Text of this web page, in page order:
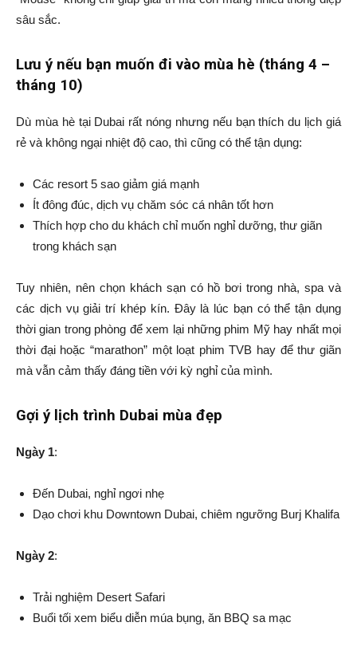
sâu sắc.
Lưu ý nếu bạn muốn đi vào mùa hè (tháng 4 –
tháng 10)
Dù mùa hè tại Dubai rất nóng nhưng nếu bạn thích du lịch giá
rẻ và không ngại nhiệt độ cao, thì cũng có thể tận dụng:
Các resort 5 sao giảm giá mạnh
Ít đông đúc, dịch vụ chăm sóc cá nhân tốt hơn
Thích hợp cho du khách chỉ muốn nghỉ dưỡng, thư giãn
trong khách sạn
Tuy nhiên, nên chọn khách sạn có hồ bơi trong nhà, spa và
các dịch vụ giải trí khép kín. Đây là lúc bạn có thể tận dụng
thời gian trong phòng để xem lại những phim Mỹ hay nhất mọi
thời đại hoặc “marathon” một loạt phim TVB hay để thư giãn
mà vẫn cảm thấy đáng tiền với kỳ nghỉ của mình.
Gợi ý lịch trình Dubai mùa đẹp
Ngày 1:
Đến Dubai, nghỉ ngơi nhẹ
Dạo chơi khu Downtown Dubai, chiêm ngưỡng Burj Khalifa
Ngày 2:
Trải nghiệm Desert Safari
Buổi tối xem biểu diễn múa bụng, ăn BBQ sa mạc